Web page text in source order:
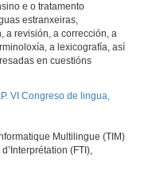
e o tratamento
estranxeiras,
a revisión, a corrección, a
a lexicografía, así
​​en cuestións
VI Congreso de lingua,
Multilingue (TIM)
(FTI),
M.ª Rute Vilhena Costa
Terminology and lexicography in the digital age
plenaria do Eixo n.º3